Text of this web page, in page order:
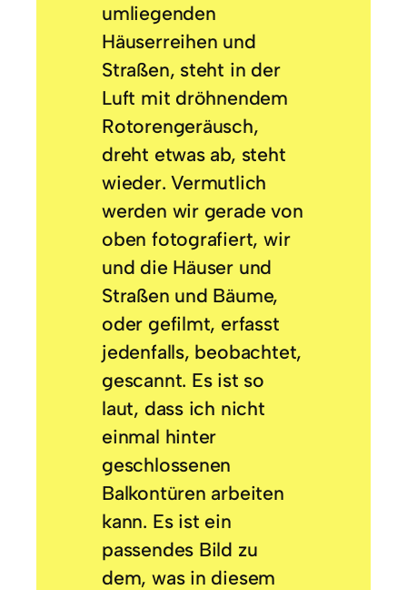
umliegenden
Häuserreihen und
Straßen, steht in der
Luft mit dröhnendem
Rotorengeräusch,
dreht etwas ab, steht
wieder. Vermutlich
werden wir gerade von
oben fotografiert, wir
und die Häuser und
Straßen und Bäume,
oder gefilmt, erfasst
jedenfalls, beobachtet,
gescannt. Es ist so
laut, dass ich nicht
einmal hinter
geschlossenen
Balkontüren arbeiten
kann. Es ist ein
passendes Bild zu
dem, was in diesem